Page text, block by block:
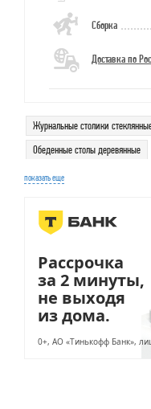
Сборка
Доставка по
Журнальные столики
Обеденные столы деревянные
показать еще
Рассрочка
за 2 минуты,
не выходя
из дома.
0+, АО «Тинькофф Банк»,